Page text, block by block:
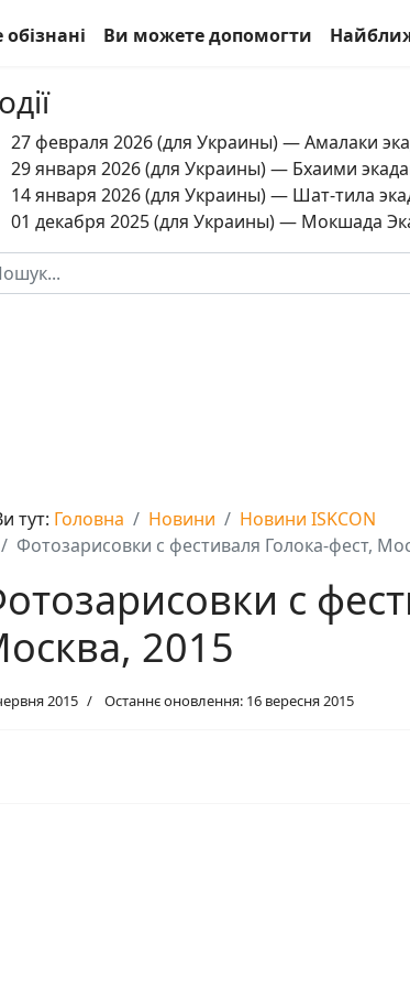
обізнані Ви можете допомогти
27 февраля 2026 (для Украины) — Амалаки
29 января 2026 (для Украины) — Бхаими
14 января 2026 (для Украины) — Шат-тила
01 декабря 2025 (для Украины) — Мокшада
тут: Головна Новини
Новини ISKCON
Фотозарисовки с фестиваля Голока-фест,
с
2015
2015 Останнє оновлення: 16 вересня 2015